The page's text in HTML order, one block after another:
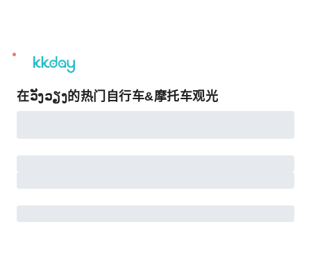
unread
notifications
在ວັງວຽງ的热门自行车&摩托车观光